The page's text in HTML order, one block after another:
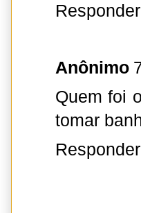
Responder
Anônimo
Quem foi
tomar
Responder